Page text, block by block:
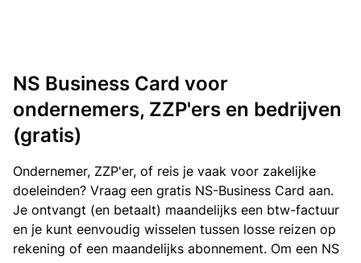
NS Business Card voor
ondernemers, ZZP'ers en bedrijven
(gratis)
Ondernemer, ZZP'er, of reis je vaak voor zakelijke
doeleinden? Vraag een gratis NS-Business Card aan.
Je ontvangt (en betaalt) maandelijks een btw-factuur
en je kunt eenvoudig wisselen tussen losse reizen op
rekening of een maandelijks abonnement. Om een NS